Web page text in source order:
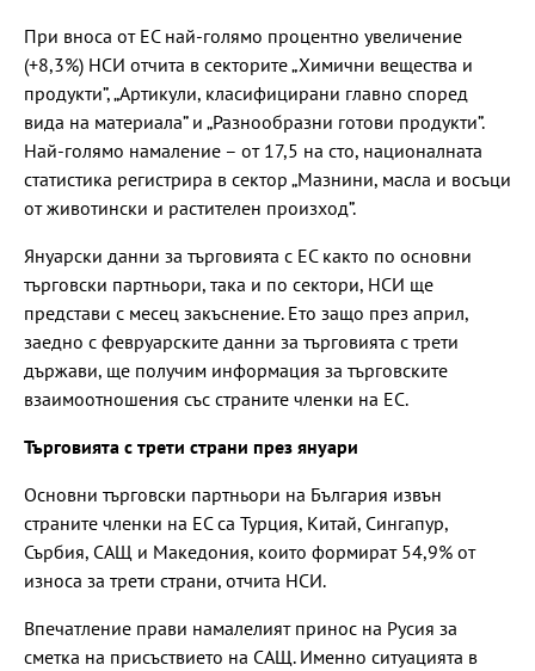
При вноса от ЕС най-голямо процентно увеличение
(+8,3%) НСИ отчита в секторите „Химични вещества и
продукти”, „Артикули, класифицирани главно според
вида на материала” и „Разнообразни готови продукти”.
Най-голямо намаление – от 17,5 на сто, националната
статистика регистрира в сектор „Мазнини, масла и восъци
от животински и растителен произход”.
Януарски данни за търговията с ЕС както по основни
търговски партньори, така и по сектори, НСИ ще
представи с месец закъснение. Ето защо през април,
заедно с февруарските данни за търговията с трети
държави, ще получим информация за търговските
взаимоотношения със страните членки на ЕС.
Търговията с трети страни през януари
Основни търговски партньори на България извън
страните членки на ЕС са Турция, Китай, Сингапур,
Сърбия, САЩ и Македония, които формират 54,9% от
износа за трети страни, отчита НСИ.
Впечатление прави намалелият принос на Русия за
сметка на присъствието на САЩ. Именно ситуацията в